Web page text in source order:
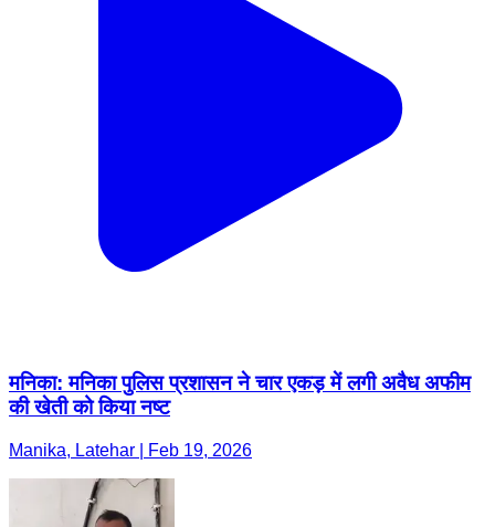
मनिका: मनिका पुलिस प्रशासन ने चार एकड़ में लगी अवैध अफीम
की खेती को किया नष्ट
Manika, Latehar | Feb 19, 2026